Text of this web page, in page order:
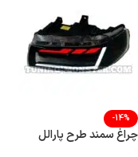
-14%
چراغ سمند طرح پارالل